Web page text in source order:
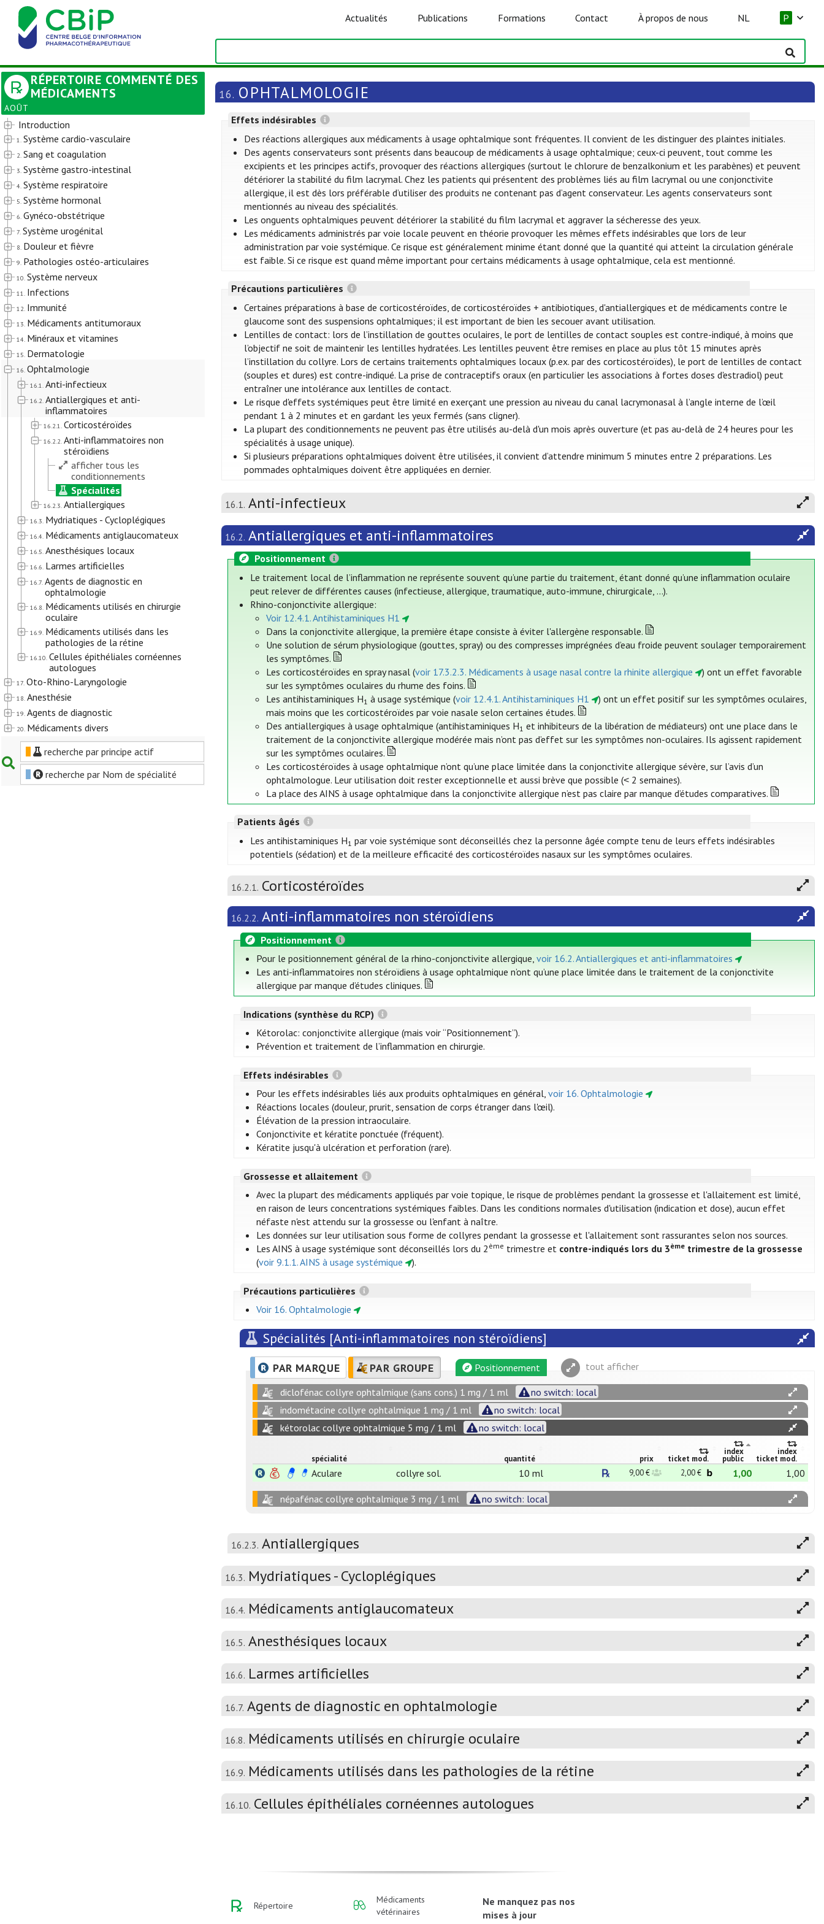
Actualités Publications Formations Contact À propos de nous NL P
RÉPERTOIRE COMMENTÉ DES
MÉDICAMENTS
AOÛT
Introduction
1. Système cardio-vasculaire
2. Sang et coagulation
3. Système gastro-intestinal
4. Système respiratoire
5. Système hormonal
6. Gynéco-obstétrique
7. Système urogénital
8. Douleur et fièvre
9. Pathologies ostéo-articulaires
10. Système nerveux
11. Infections
12. Immunité
13. Médicaments antitumoraux
14. Minéraux et vitamines
15. Dermatologie
16. Ophtalmologie
16.1. Anti-infectieux
16.2. Antiallergiques et anti-
inflammatoires
16.2.1. Corticostéroïdes
16.2.2. Anti-inflammatoires non
stéroïdiens
afficher tous les
conditionnements
Spécialités
16.2.3. Antiallergiques
16.3. Mydriatiques - Cycloplégiques
16.4. Médicaments antiglaucomateux
16.5. Anesthésiques locaux
16.6. Larmes artificielles
16.7. Agents de diagnostic en
ophtalmologie
16.8. Médicaments utilisés en chirurgie
oculaire
16.9. Médicaments utilisés dans les
pathologies de la rétine
16.10. Cellules épithéliales cornéennes
autologues
17. Oto-Rhino-Laryngologie
18. Anesthésie
19. Agents de diagnostic
20. Médicaments divers
recherche par principe actif
recherche par Nom de spécialité
16. OPHTALMOLOGIE
Effets indésirables
Des réactions allergiques aux médicaments à usage ophtalmique sont fréquentes. Il convient de les distinguer des plaintes initiales.
Des agents conservateurs sont présents dans beaucoup de médicaments à usage ophtalmique; ceux-ci peuvent, tout comme les
excipients et les principes actifs, provoquer des réactions allergiques (surtout le chlorure de benzalkonium et les parabènes) et peuvent
détériorer la stabilité du film lacrymal. Chez les patients qui présentent des problèmes liés au film lacrymal ou une conjonctivite
allergique, il est dès lors préférable d’utiliser des produits ne contenant pas d’agent conservateur. Les agents conservateurs sont
mentionnés au niveau des spécialités.
Les onguents ophtalmiques peuvent détériorer la stabilité du film lacrymal et aggraver la sécheresse des yeux.
Les médicaments administrés par voie locale peuvent en théorie provoquer les mêmes effets indésirables que lors de leur
administration par voie systémique. Ce risque est généralement minime étant donné que la quantité qui atteint la circulation générale
est faible. Si ce risque est quand même important pour certains médicaments à usage ophtalmique, cela est mentionné.
Précautions particulières
Certaines préparations à base de corticostéroïdes, de corticostéroïdes + antibiotiques, d'antiallergiques et de médicaments contre le
glaucome sont des suspensions ophtalmiques; il est important de bien les secouer avant utilisation.
Lentilles de contact: lors de l’instillation de gouttes oculaires, le port de lentilles de contact souples est contre-indiqué, à moins que
l’objectif ne soit de maintenir les lentilles hydratées. Les lentilles peuvent être remises en place au plus tôt 15 minutes après
l’instillation du collyre. Lors de certains traitements ophtalmiques locaux (p.ex. par des corticostéroïdes), le port de lentilles de contact
(souples et dures) est contre-indiqué. La prise de contraceptifs oraux (en particulier les associations à fortes doses d'estradiol) peut
entraîner une intolérance aux lentilles de contact.
Le risque d'effets systémiques peut être limité en exerçant une pression au niveau du canal lacrymonasal à l’angle interne de l’œil
pendant 1 à 2 minutes et en gardant les yeux fermés (sans cligner).
La plupart des conditionnements ne peuvent pas être utilisés au-delà d'un mois après ouverture (et pas au-delà de 24 heures pour les
spécialités à usage unique).
Si plusieurs préparations ophtalmiques doivent être utilisées, il convient d’attendre minimum 5 minutes entre 2 préparations. Les
pommades ophtalmiques doivent être appliquées en dernier.
16.1. Anti-infectieux
16.2. Antiallergiques et anti-inflammatoires
Positionnement
Le traitement local de l’inflammation ne représente souvent qu’une partie du traitement, étant donné qu’une inflammation oculaire
peut relever de différentes causes (infectieuse, allergique, traumatique, auto-immune, chirurgicale, ...).
Rhino-conjonctivite allergique:
Voir 12.4.1. Antihistaminiques H1
Dans la conjonctivite allergique, la première étape consiste à éviter l'allergène responsable.
Une solution de sérum physiologique (gouttes, spray) ou des compresses imprégnées d’eau froide peuvent soulager temporairement
les symptômes.
Les corticostéroïdes en spray nasal (voir 17.3.2.3. Médicaments à usage nasal contre la rhinite allergique
) ont un effet favorable
sur les symptômes oculaires du rhume des foins.
Les antihistaminiques H1 à usage systémique (voir 12.4.1. Antihistaminiques H1
) ont un effet positif sur les symptômes oculaires,
mais moins que les corticostéroïdes par voie nasale selon certaines études.
Des antiallergiques à usage ophtalmique (antihistaminiques H1 et inhibiteurs de la libération de médiateurs) ont une place dans le
traitement de la conjonctivite allergique modérée mais n’ont pas d’effet sur les symptômes non-oculaires. Ils agissent rapidement
sur les symptômes oculaires.
Les corticostéroïdes à usage ophtalmique n’ont qu’une place limitée dans la conjonctivite allergique sévère, sur l’avis d’un
ophtalmologue. Leur utilisation doit rester exceptionnelle et aussi brève que possible (˂ 2 semaines).
La place des AINS à usage ophtalmique dans la conjonctivite allergique n’est pas claire par manque d’études comparatives.
Patients âgés
Les antihistaminiques H1 par voie systémique sont déconseillés chez la personne âgée compte tenu de leurs effets indésirables
potentiels (sédation) et de la meilleure efficacité des corticostéroïdes nasaux sur les symptômes oculaires.
16.2.1. Corticostéroïdes
16.2.2. Anti-inflammatoires non stéroïdiens
Positionnement
Pour le positionnement général de la rhino-conjonctivite allergique,voir 16.2. Antiallergiques et anti-inflammatoires
Les anti-inflammatoires non stéroïdiens à usage ophtalmique n’ont qu’une place limitée dans le traitement de la conjonctivite
allergique par manque d’études cliniques.
Indications (synthèse du RCP)
Kétorolac: conjonctivite allergique (mais voir “Positionnement”).
Prévention et traitement de l’inflammation en chirurgie.
Effets indésirables
Pour les effets indésirables liés aux produits ophtalmiques en général,voir 16. Ophtalmologie
Réactions locales (douleur, prurit, sensation de corps étranger dans l'œil).
Élévation de la pression intraoculaire.
Conjonctivite et kératite ponctuée (fréquent).
Kératite jusqu'à ulcération et perforation (rare).
Grossesse et allaitement
Avec la plupart des médicaments appliqués par voie topique, le risque de problèmes pendant la grossesse et l'allaitement est limité,
en raison de leurs concentrations systémiques faibles. Dans les conditions normales d'utilisation (indication et dose), aucun effet
néfaste n'est attendu sur la grossesse ou l'enfant à naître.
Les données sur leur utilisation sous forme de collyres pendant la grossesse et l'allaitement sont rassurantes selon nos sources.
Les AINS à usage systémique sont déconseillés lors du 2 ème trimestre et contre-indiqués lors du 3ème trimestre de la grossesse
(voir 9.1.1. AINS à usage systémique ).
Précautions particulières
Voir 16. Ophtalmologie
Spécialités [Anti-inflammatoires non stéroïdiens]
PAR MARQUE PAR GROUPE Positionnement tout afficher
diclofénac collyre ophtalmique (sans cons.) 1 mg / 1 ml
no switch: local
indométacine collyre ophtalmique 1 mg / 1 ml
no switch: local
kétorolac collyre ophtalmique 5 mg / 1 ml
no switch: local
spécialité quantité prix ticket mod.
index
public
index
ticket mod.
Aculare collyre sol. 10 ml 9,00 € 2,00 € 1,00 1,00
népafénac collyre ophtalmique 3 mg / 1 ml no switch: local
16.2.3. Antiallergiques
16.3. Mydriatiques - Cycloplégiques
16.4. Médicaments antiglaucomateux
16.5. Anesthésiques locaux
16.6. Larmes artificielles
16.7. Agents de diagnostic en ophtalmologie
16.8. Médicaments utilisés en chirurgie oculaire
16.9. Médicaments utilisés dans les pathologies de la rétine
16.10. Cellules épithéliales cornéennes autologues
Répertoire
Médicaments
vétérinaires
Ne manquez pas nos
mises à jour